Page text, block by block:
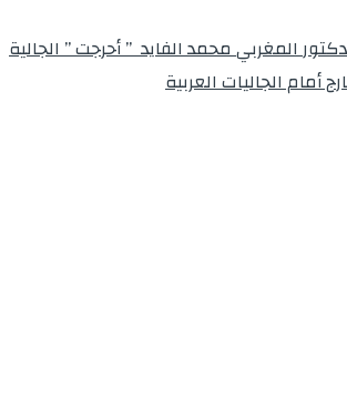
المغربي محمد الفايد ” أحرجت ” الجالية
أمام الجاليات العربية